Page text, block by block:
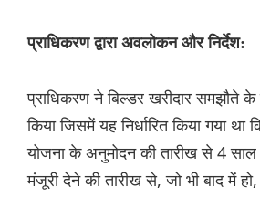
प्राधिकरण द्वारा अवलोकन और निर्देश:
प्राधिकरण ने बिल्डर खरीदार
किया जिसमें यह निर्धारित किया गया था
योजना के अनुमोदन की तारीख से 4 साल
मंजूरी देने की तारीख से, जो भी बाद में